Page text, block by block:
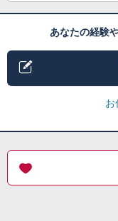
あなたの経験
お